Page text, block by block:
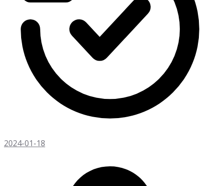
2024-01-18